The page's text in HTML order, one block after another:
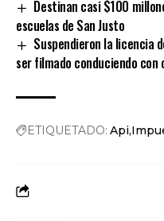
Destinan casi $100
escuelas de San Justo
Suspendieron la licencia
ser filmado conduciendo con
ETIQUETADO: Api